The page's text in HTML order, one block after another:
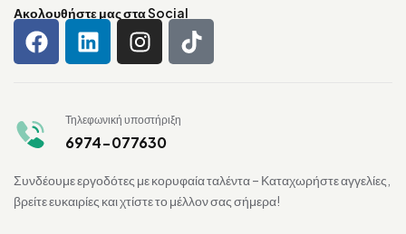
Ακολουθήστε μας στα Social
Τηλεφωνική υποστήριξη
6974-077630
Συνδέουμε εργοδότες με κορυφαία ταλέντα – Καταχωρήστε αγγελίες,
βρείτε ευκαιρίες και χτίστε το μέλλον σας σήμερα!